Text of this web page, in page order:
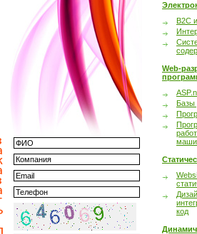
B2C
Web-
Базы
код